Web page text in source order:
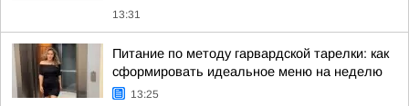
13:31
Питание по методу гарвардской тарелки: как
сформировать идеальное меню на неделю
13:25